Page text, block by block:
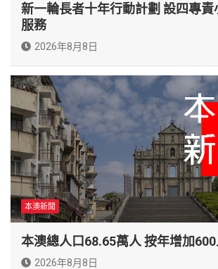
新一輪長者十年行動計劃 設四專
服務
2026年8月8日
本澳新聞
本澳總人口68.65萬人 按年增加
2026年8月8日